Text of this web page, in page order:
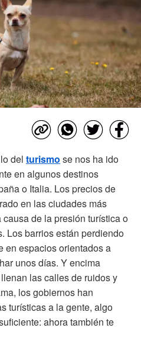
del turismo se nos ha ido
en algunos destinos
o Italia. Los precios de
en las ciudades más
de la presión turística o
Los barrios están perdiendo
en espacios orientados a
unos días. Y encima
las calles de ruidos y
los gobiernos han
turísticas a la gente, algo
ahora también te